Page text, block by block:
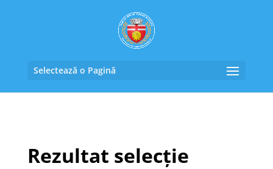
Selectează o Pagină
Rezultat selecție